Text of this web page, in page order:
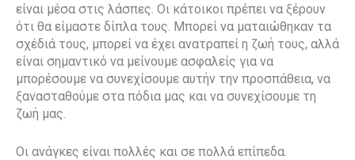
είναι μέσα στις λάσπες. Οι κάτοικοι πρέπει να ξέρουν
ότι θα είμαστε δίπλα τους. Μπορεί να ματαιώθηκαν τα
σχέδιά τους, μπορεί να έχει ανατραπεί η ζωή τους, αλλά
είναι σημαντικό να μείνουμε ασφαλείς για να
μπορέσουμε να συνεχίσουμε αυτήν την προσπάθεια, να
ξανασταθούμε στα πόδια μας και να συνεχίσουμε τη
ζωή μας.
Οι ανάγκες είναι πολλές και σε πολλά επίπεδα.